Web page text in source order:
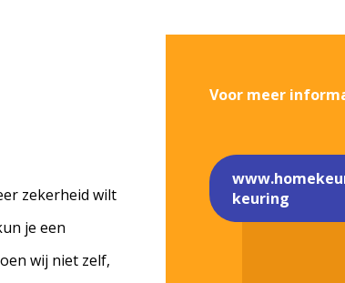
zekerheid wilt
je een
wij niet zelf,
Voor meer
keuring